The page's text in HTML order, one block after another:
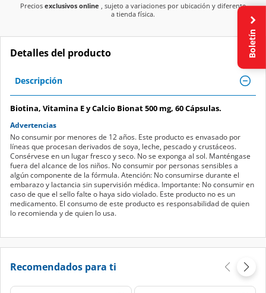
Precios exclusivos online , sujeto a variaciones por ubicación y diferente
a tienda física.
Detalles del producto
Descripción
Biotina, Vitamina E y Calcio Bionat 500 mg, 60 Cápsulas.
Advertencias
No consumir por menores de 12 años. Este producto es envasado por
líneas que procesan derivados de soya, leche, pescado y crustáceos.
Consérvese en un lugar fresco y seco. No se exponga al sol. Manténgase
fuera del alcance de los niños. No consumir por personas sensibles a
algún componente de la fórmula. Atención: No consumirse durante el
embarazo y lactancia sin supervisión médica. Importante: No consumir en
caso de que el sello falte o haya sido violado. Este producto no es un
medicamento. El consumo de este producto es responsabilidad de quien
lo recomienda y de quien lo usa.
Recomendados para ti
Boletín